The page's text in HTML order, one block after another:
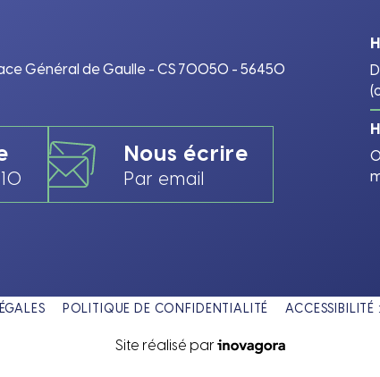
Général de Gaulle - CS 70050 - 56450
Nous écrire
Par email
POLITIQUE DE CONFIDENTIALITÉ
Site réalisé parInovagora (ouverture